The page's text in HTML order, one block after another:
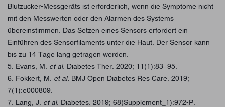
Blutzucker-Messgeräts ist erforderlich, wenn die Symptome nicht
mit den Messwerten oder den Alarmen des Systems
übereinstimmen. Das Setzen eines Sensors erfordert ein
Einführen des Sensorfilaments unter die Haut. Der Sensor kann
bis zu 14 Tage lang getragen werden.
5. Evans, M. et al. Diabetes Ther. 2020; 11(1):83–95.
6. Fokkert, M. et al. BMJ Open Diabetes Res Care. 2019;
7(1):e000809.
7. Lang, J. et al. Diabetes. 2019; 68(Supplement_1):972-P.